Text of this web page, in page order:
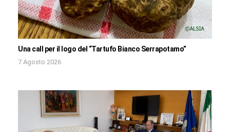
Una call per il logo del “Tartufo Bianco Serrapotamo”
7 Agosto 2026